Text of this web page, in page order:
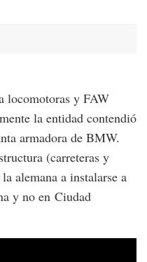
locomotoras y FAW
la entidad contendió
armadora de BMW.
(carreteras y
alemana a instalarse a
y no en Ciudad